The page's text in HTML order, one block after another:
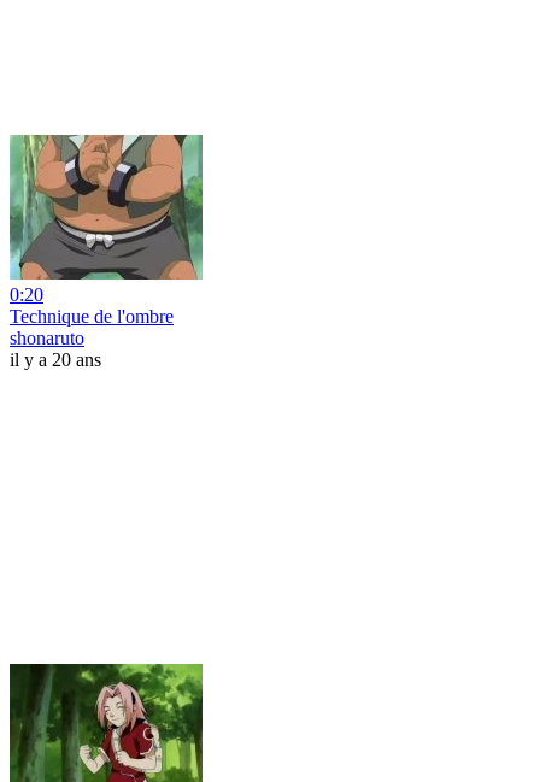
0:20
Technique de l'ombre
shonaruto
il y a 20 ans